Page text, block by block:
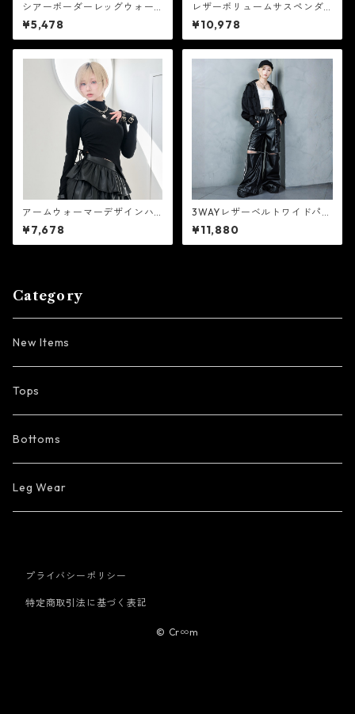
シアーボーダーレッグウォー
マー 【CR25372】
¥5,478
レザーボリュームサスペンダ
ースカート ホワイト【CR103
67】
¥10,978
アームウォーマーデザインハ
イネックトップス ブラック
【CR10359】
¥7,678
3WAYレザーベルトワイドパン
ツ 【CR25371】
¥11,880
Category
New Items
Tops
Bottoms
Leg Wear
プライバシーポリシー
特定商取引法に基づく表記
© Cr∞m